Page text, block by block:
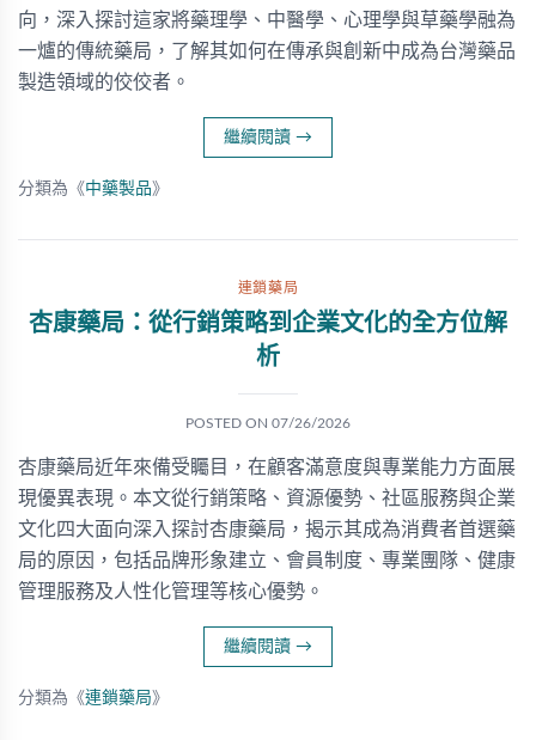
向，深入探討這家將藥理學、中醫學、心理學與草藥學融為
一爐的傳統藥局，了解其如何在傳承與創新中成為台灣藥品
製造領域的佼佼者。
繼續閱讀 →
分類為《中藥製品》
連鎖藥局
杏康藥局：從行銷策略到企業文化的全方位解
析
POSTED ON 07/26/2026
杏康藥局近年來備受矚目，在顧客滿意度與專業能力方面展
現優異表現。本文從行銷策略、資源優勢、社區服務與企業
文化四大面向深入探討杏康藥局，揭示其成為消費者首選藥
局的原因，包括品牌形象建立、會員制度、專業團隊、健康
管理服務及人性化管理等核心優勢。
繼續閱讀 →
分類為《連鎖藥局》